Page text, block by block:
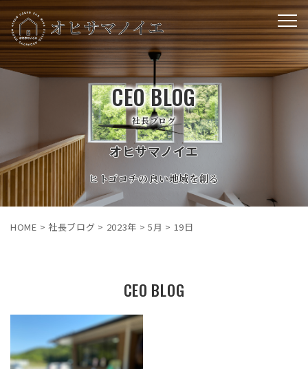
オヒサマノイエ
ヒトゴコチの良い地域を創る
CEO BLOG
社長ブログ
HOME > 社長ブログ > 2023年 >5月 > 19日
CEO BLOG